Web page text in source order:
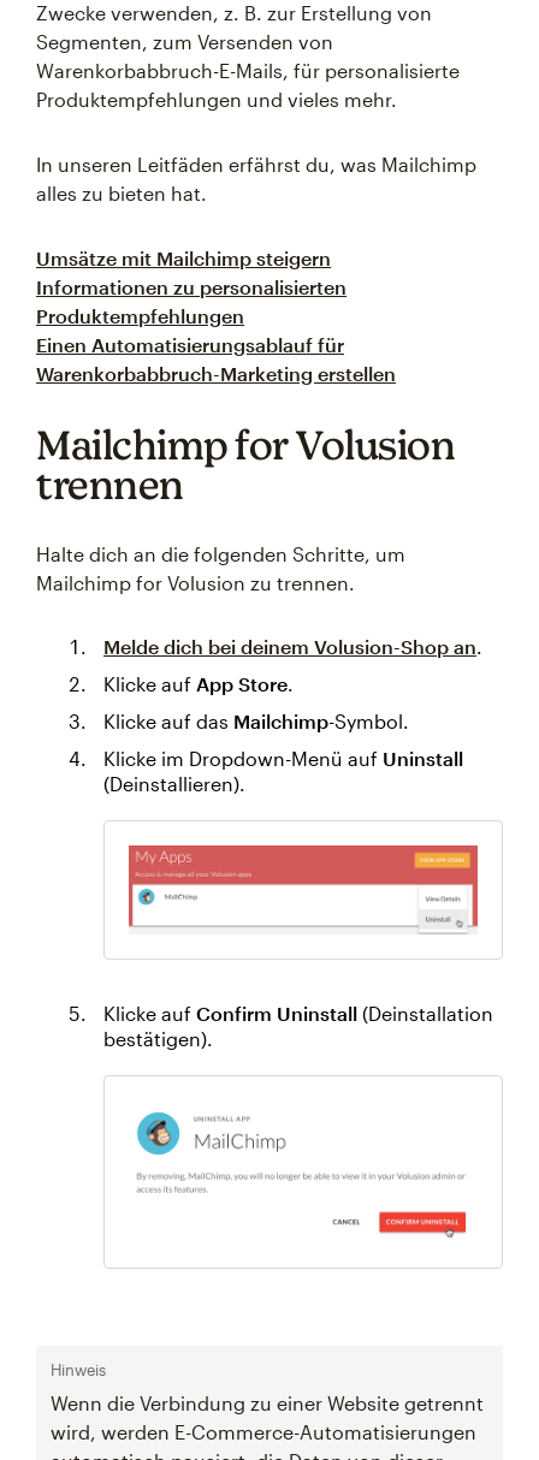
Zwecke verwenden, z. B. zur Erstellung von
Segmenten, zum Versenden von
Warenkorbabbruch-E-Mails, für personalisierte
Produktempfehlungen und vieles mehr.
In unseren Leitfäden erfährst du, was Mailchimp
alles zu bieten hat.
Umsätze mit Mailchimp steigern
Informationen zu personalisierten
Produktempfehlungen
Einen Automatisierungsablauf für
Warenkorbabbruch-Marketing erstellen
Mailchimp for Volusion
trennen
Halte dich an die folgenden Schritte, um
Mailchimp for Volusion zu trennen.
Melde dich bei deinem Volusion-Shop an.
Klicke auf App Store.
Klicke auf das Mailchimp-Symbol.
Klicke im Dropdown-Menü auf Uninstall
(Deinstallieren).
Klicke auf Confirm Uninstall (Deinstallation
bestätigen).
Hinweis
Wenn die Verbindung zu einer Website getrennt
wird, werden E-Commerce-Automatisierungen